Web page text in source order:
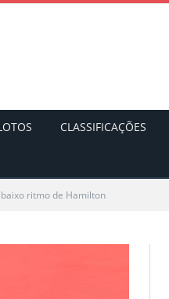
CLASSIFICAÇÕES
ritmo de Hamilton